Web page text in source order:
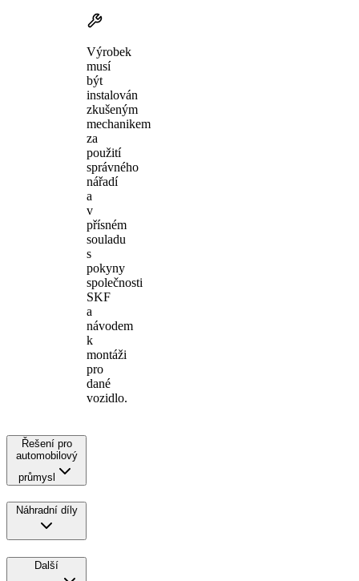
Výrobek
musí
být
instalován
zkušeným
mechanikem
za
použití
správného
nářadí
a
v
přísném
souladu
s
pokyny
společnosti
SKF
a
návodem
k
montáži
pro
dané
vozidlo.
Řešení pro
automobilový
průmysl
Náhradní díly
Další